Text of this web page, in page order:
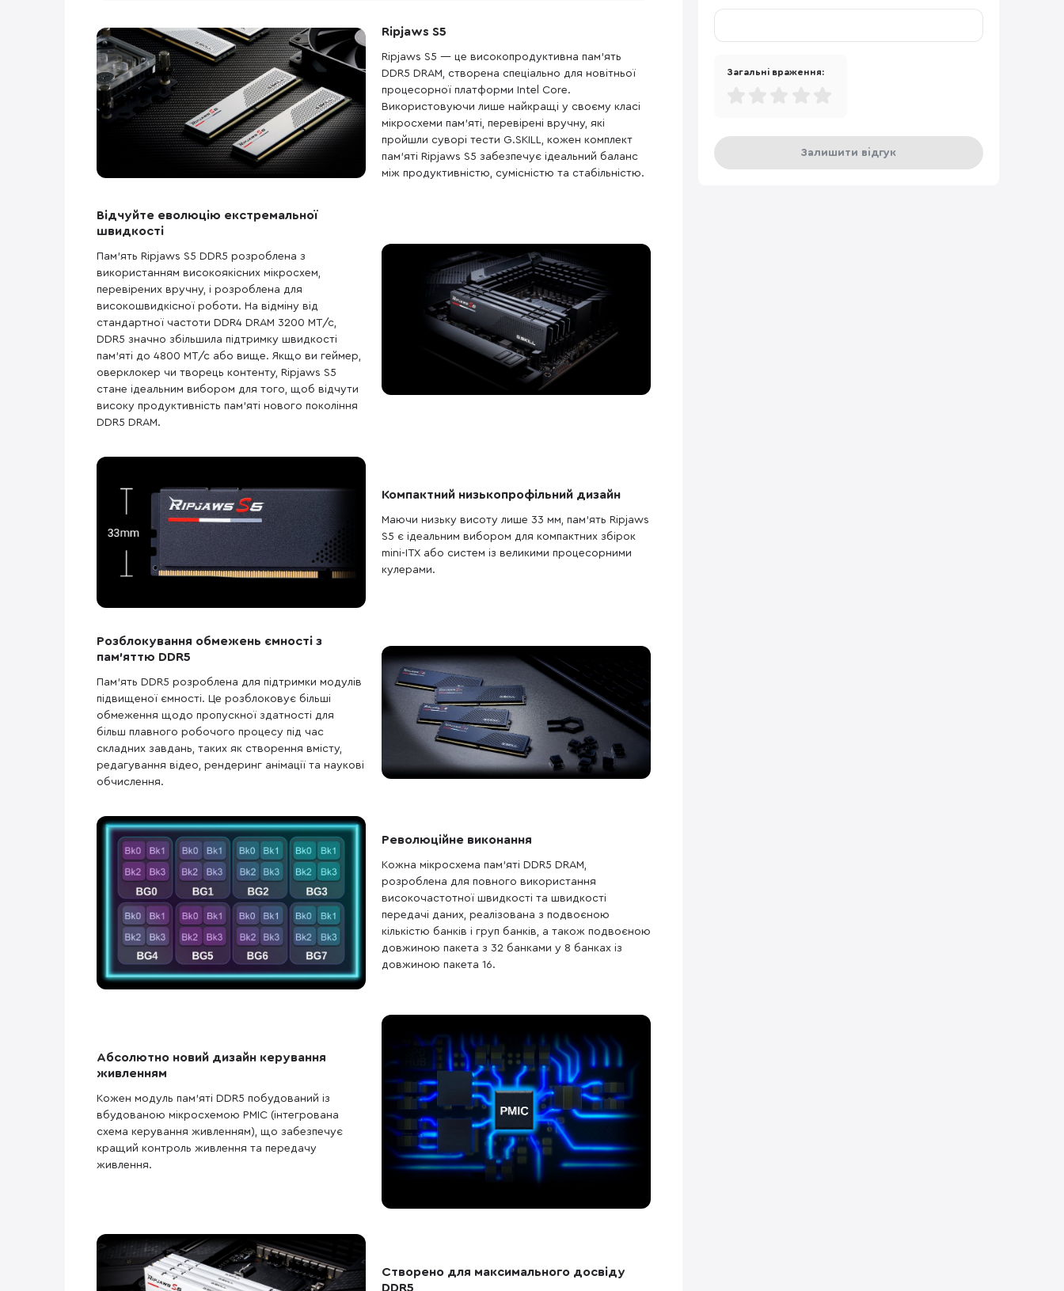
Ripjaws S5
Ripjaws S5 — це високопродуктивна пам’ять
DDR5 DRAM, створена спеціально для новітньої
процесорної платформи Intel Core.
Використовуючи лише найкращі у своєму класі
мікросхеми пам’яті, перевірені вручну, які
пройшли суворі тести G.SKILL, кожен комплект
пам’яті Ripjaws S5 забезпечує ідеальний баланс
між продуктивністю, сумісністю та стабільністю.
Відчуйте еволюцію екстремальної
швидкості
Пам’ять Ripjaws S5 DDR5 розроблена з
використанням високоякісних мікросхем,
перевірених вручну, і розроблена для
високошвидкісної роботи. На відміну від
стандартної частоти DDR4 DRAM 3200 МТ/с,
DDR5 значно збільшила підтримку швидкості
пам’яті до 4800 МТ/с або вище. Якщо ви геймер,
оверклокер чи творець контенту, Ripjaws S5
стане ідеальним вибором для того, щоб відчути
високу продуктивність пам’яті нового покоління
DDR5 DRAM.
Компактний низькопрофільний дизайн
Маючи низьку висоту лише 33 мм, пам’ять Ripjaws
S5 є ідеальним вибором для компактних збірок
mini-ITX або систем із великими процесорними
кулерами.
Розблокування обмежень ємності з
пам'яттю DDR5
Пам'ять DDR5 розроблена для підтримки модулів
підвищеної ємності. Це розблоковує більші
обмеження щодо пропускної здатності для
більш плавного робочого процесу під час
складних завдань, таких як створення вмісту,
редагування відео, рендеринг анімації та наукові
обчислення.
Революційне виконання
Кожна мікросхема пам’яті DDR5 DRAM,
розроблена для повного використання
високочастотної швидкості та швидкості
передачі даних, реалізована з подвоєною
кількістю банків і груп банків, а також подвоєною
довжиною пакета з 32 банками у 8 банках із
довжиною пакета 16.
Абсолютно новий дизайн керування
живленням
Кожен модуль пам'яті DDR5 побудований із
вбудованою мікросхемою PMIC (інтегрована
схема керування живленням), що забезпечує
кращий контроль живлення та передачу
живлення.
Створено для максимального досвіду
DDR5
Загальні враження:
Залишити відгук